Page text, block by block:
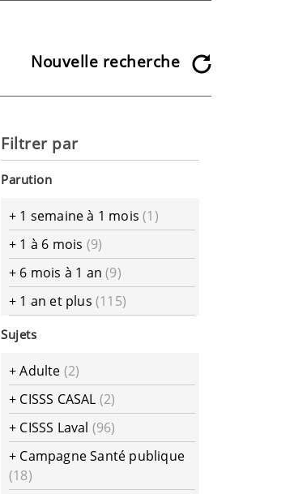
Nouvelle recherche
Filtrer par
Parution
+ 1 semaine à 1 mois (1)
+ 1 à 6 mois (9)
+ 6 mois à 1 an (9)
+ 1 an et plus (115)
Sujets
+Adulte (2)
+ CISSS CASAL (2)
+ CISSS Laval (96)
+ Campagne Santé publique
(18)